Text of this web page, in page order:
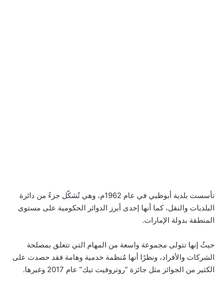
تأسست بلدية أبوظبي في عام 1962م، وهي تُشكّل جزءً من دائرة
البلديات والنقل، كما أنها إحدى أبرز الدوائر الحكومية على مستوى
المنطقة بدولة الإمارات.
حيثُ إنها تتولى مجموعة واسعة من المهام التي تتعلق بمصلحة
الشركات والأفراد، ونظرًا أنها مُنظمة خدمية وهامة فقد حصدت على
الكثير من الجوائز مثل جائزة “روتروفيت تيك” عام 2017 وغيرها.